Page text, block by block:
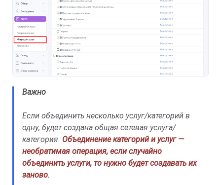
Важно
Если объединить несколько услуг/категорий в
одну, будет создана общая сетевая услуга/
категория. Объединение категорий и услуг —
необратимая операция, если случайно
объединить услуги, то нужно будет создавать их
заново.